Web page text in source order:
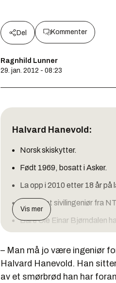
Del Kommenter
Ragnhild Lunner
29. jan. 2012 - 08:23
Halvard Hanevold:
Norsk skiskytter.
Født 1969, bosatt i Asker.
La opp i 2010 etter 18 år på
Utdannet sivilingeniør fra
Bare Ole Einar Bjørndalen
Driver selskapet Halvard
Vis mer
– Man må jo være ingeniør
Halvard Hanevold. Han
av et smørbrød han har